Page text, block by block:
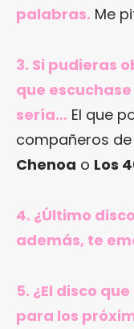
palabras. Me
3. Si pudieras
que
sería… El que
compañeros
Chenoa o Los
4. ¿Último
además, te
5. ¿El disco
para los